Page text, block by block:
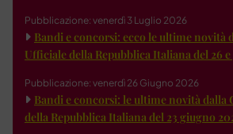
Pubblicazione: venerdì 3 Luglio 2026
Bandi e concorsi: ecco le ultime novità
Ufficiale della Repubblica Italiana del 26
Pubblicazione: venerdì 26 Giugno 2026
Bandi e concorsi: le ultime novità dalla
della Repubblica Italiana del 23 giugno